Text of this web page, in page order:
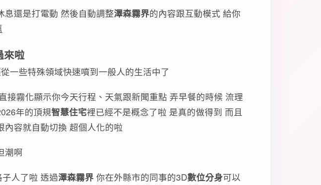
息還是打電動 然後自動調整澤森霧界的內容跟互動模式 給你
來啦
一些特殊領域快速噴到一般人的生活中了
接霧化顯示你今天行程、天氣跟新聞重點 弄早餐的時候 流理
年的頂規智慧住宅裡已經不是概念了啦 是真的做得到 而且
容就自動切換 超個人化的啦
潮啊
人了啦 透過澤森霧界 你在外縣市的同事的3D數位分身可以